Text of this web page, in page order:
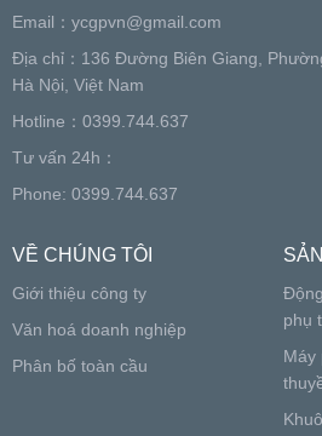
Email： ycgpvn@gmail.com
Địa chỉ：136 Đường Biên Giang,
Hà Nội, Việt Nam
Hotline：0399.744.637
Tư vấn 24h：
Phone: 0399.744.637
VỀ CHÚNG TÔI
Giới thiệu công ty
Văn hoá doanh nghiệp
Phân bố toàn cầu
phụ
Máy